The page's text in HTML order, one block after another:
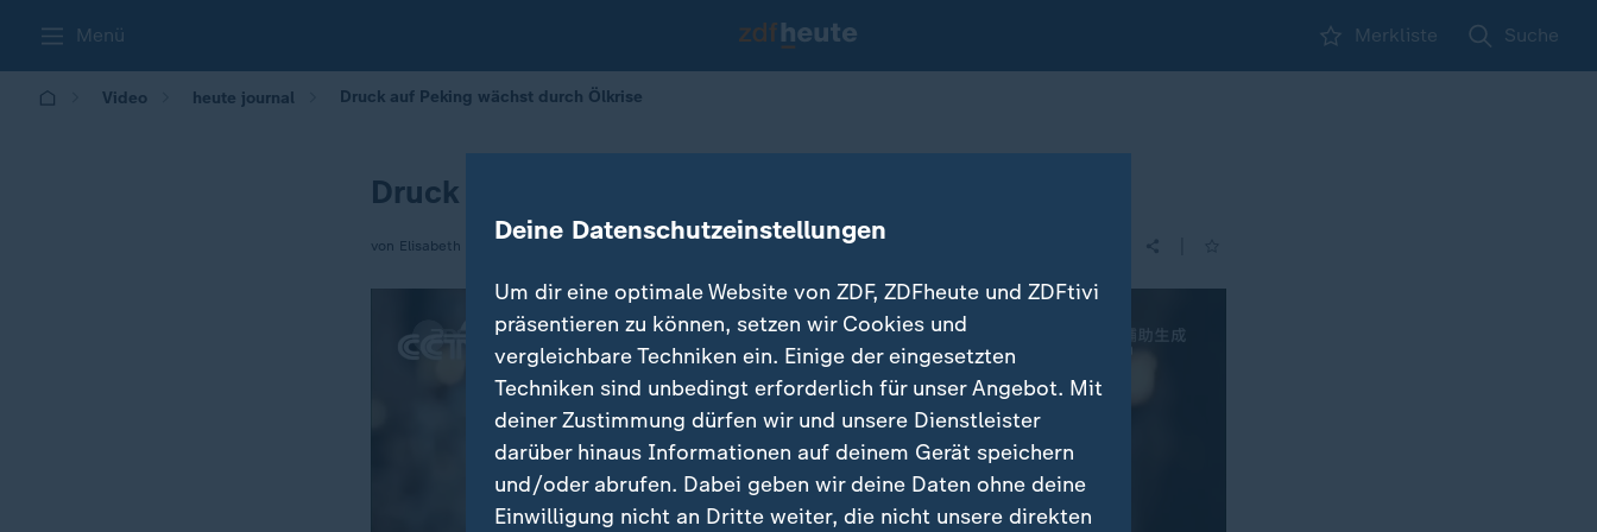
Menü Merkliste Suche
Video heute journal Druck auf Peking wächst durch Ölkrise
Druck auf Peking wächst durch Ölkrise
von Elisabeth SchmidtDeine Datenschutzeinstellungen
Um dir eine optimale Website von ZDF, ZDFheute und ZDFtivi
präsentieren zu können, setzen wir Cookies und
vergleichbare Techniken ein. Einige der eingesetzten
Techniken sind unbedingt erforderlich für unser Angebot. Mit
deiner Zustimmung dürfen wir und unsere Dienstleister
darüber hinaus Informationen auf deinem Gerät speichern
und/oder abrufen. Dabei geben wir deine Daten ohne deine
Einwilligung nicht an Dritte weiter, die nicht unsere direkten